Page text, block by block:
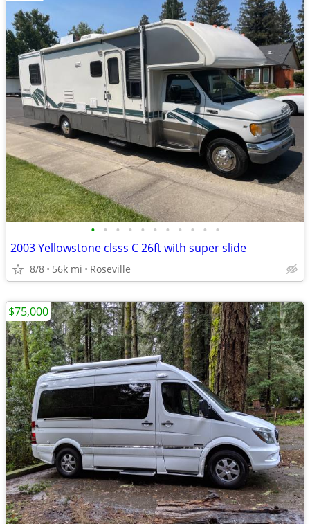
• • • • • • • • • • •
2003 Yellowstone clsss C 26ft with super slide
8/8 56k mi Roseville
$75,000